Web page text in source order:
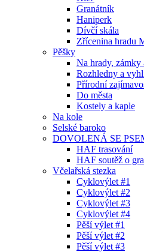
Granátník
Haniperk
Dívčí skála
Zřícenina hradu
Pěšky
Na hrady, zámky
Rozhledny a
Přírodní
Do města
Kostely a kaple
Na kole
Selské baroko
DOVOLENÁ SE
HAF trasování
HAF soutěž o
Včelařská stezka
Cyklovýlet #1
Cyklovýlet #2
Cyklovýlet #3
Cyklovýlet #4
Pěší výlet #1
Pěší výlet #2
Pěší výlet #3